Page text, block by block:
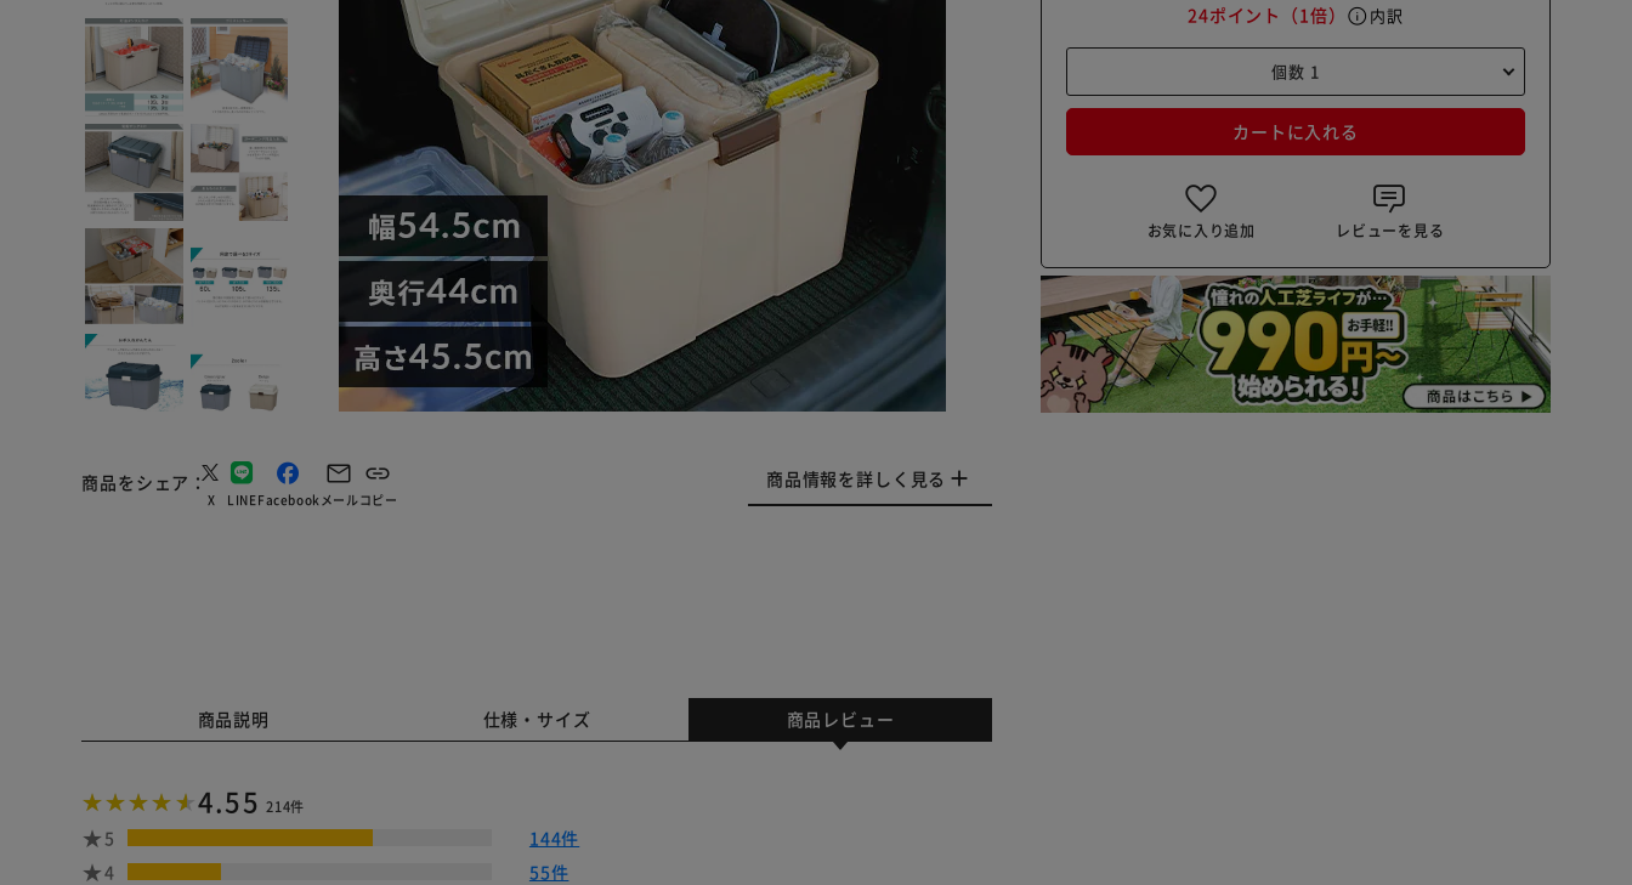
商品をシェア
X LINEFacebook メールコピー
商品情報を詳しく見る
24ポイント （1倍） info 内訳
カートに入れる
お気に入り追加 レビューを見る
商品説明 仕様・サイズ 商品レビュー
4.55 214件
5
144件
4
55件